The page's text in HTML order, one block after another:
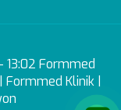
Formmed
Formmed Klinik |